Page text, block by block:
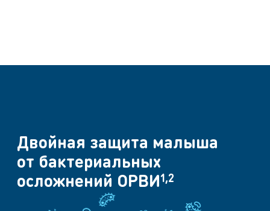
Двойная защита малыша
от бактериальных
осложнений ОРВИ1,2